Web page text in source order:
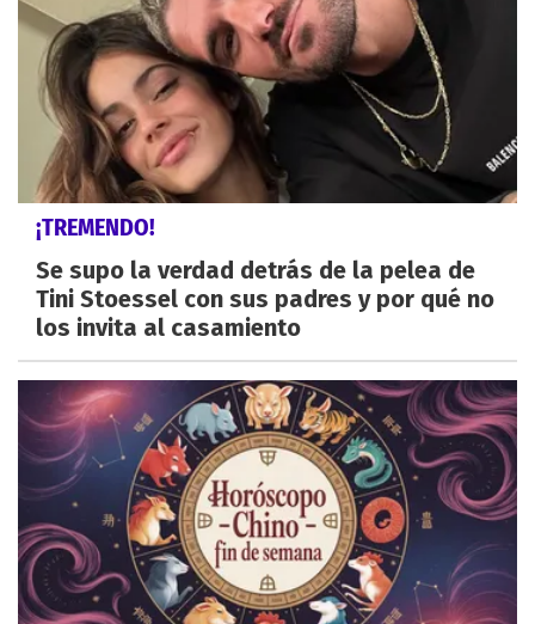
¡TREMENDO!
Se supo la verdad detrás de la pelea de
Tini Stoessel con sus padres y por qué no
los invita al casamiento